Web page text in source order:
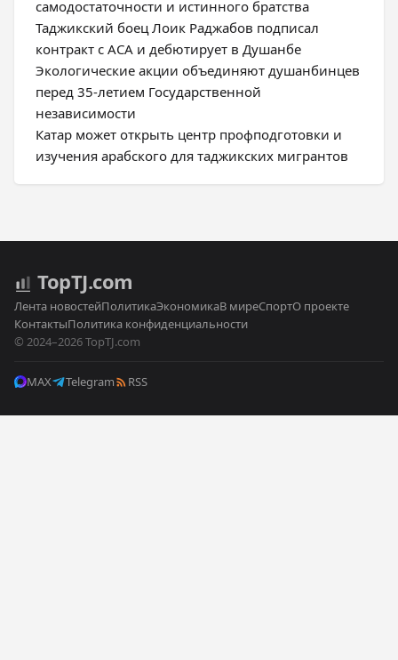
самодостаточности и истинного братства
Таджикский боец Лоик Раджабов подписал
контракт с ACA и дебютирует в Душанбе
Экологические акции объединяют душанбинцев
перед 35-летием Государственной
независимости
Катар может открыть центр профподготовки и
изучения арабского для таджикских мигрантов
TopTJ.com
Лента новостейПолитикаЭкономикаВ миреСпортО проекте
КонтактыПолитика конфиденциальности
© 2024–2026 TopTJ.com
MAX Telegram RSS